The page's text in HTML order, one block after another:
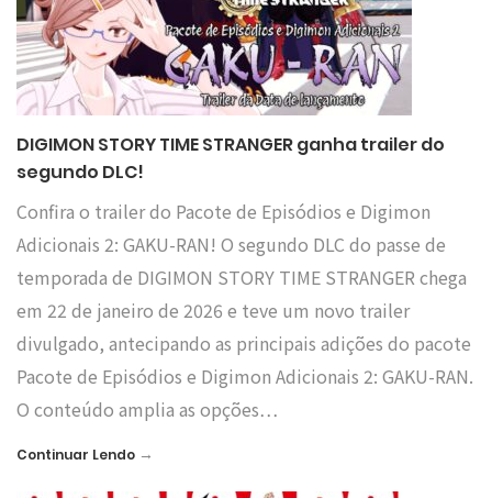
DIGIMON STORY TIME STRANGER ganha trailer do
segundo DLC!
Confira o trailer do Pacote de Episódios e Digimon
Adicionais 2: GAKU-RAN! O segundo DLC do passe de
temporada de DIGIMON STORY TIME STRANGER chega
em 22 de janeiro de 2026 e teve um novo trailer
divulgado, antecipando as principais adições do pacote
Pacote de Episódios e Digimon Adicionais 2: GAKU-RAN.
O conteúdo amplia as opções…
Continuar Lendo →